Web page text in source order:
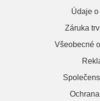
Údaje
Záruka
Všeobecné